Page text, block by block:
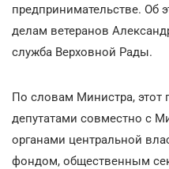
предпринимательстве. Об
делам ветеранов
служба Верховной Рады.
По словам Министра, этот
депутатами совместно с
органами центральной
фондом, общественным